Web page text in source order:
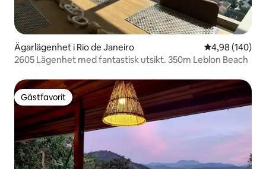
Ägarlägenhet i Rio de Janeiro 4,98 av 5 i
4,98 (140)
2605 Lägenhet med fantastisk utsikt. 350m Leblon Beach
Gästfavorit
Gästfavorit